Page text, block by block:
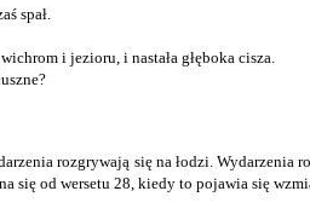
spał.
i jezioru, i nastała głęboka cisza.
rozgrywają się na łodzi.
od wersetu 28, kiedy to pojawia się